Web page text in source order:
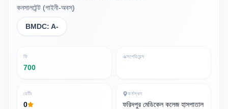
কনসালটেন্ট (গাইনী-অবস্)
BMDC: A-
ফি
700
এক্সপেরিয়েন্স
রেটিং
0
কর্মস্থল
ফরিদপুর মেডিকেল কলেজ হাসপাতাল